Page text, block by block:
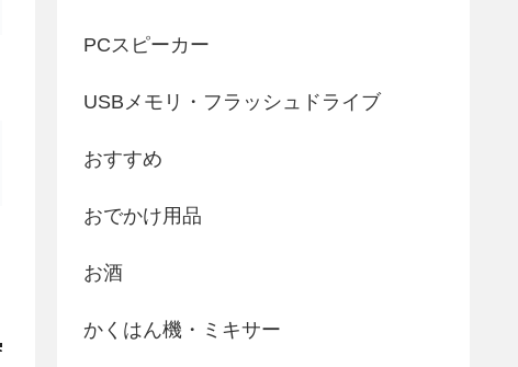
PCスピーカー
USBメモリ・フラッシュドライブ
おすすめ
おでかけ用品
お酒
かくはん機・ミキサー